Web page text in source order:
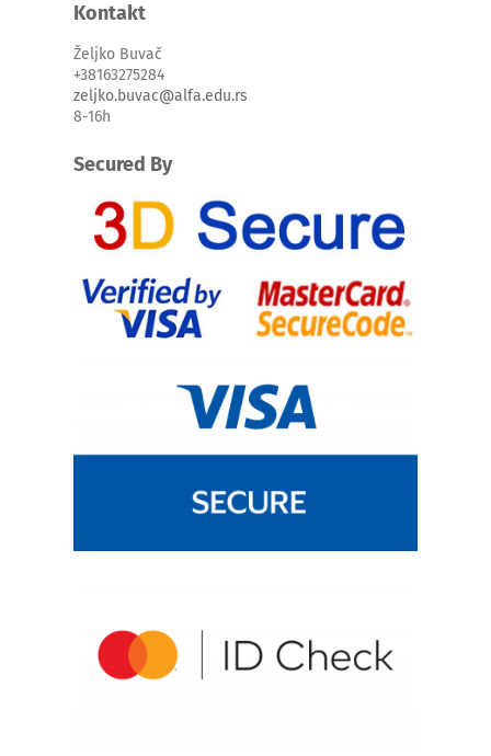
Kontakt
Željko Buvač
+38163275284
zeljko.buvac@alfa.edu.rs
8-16h
Secured By